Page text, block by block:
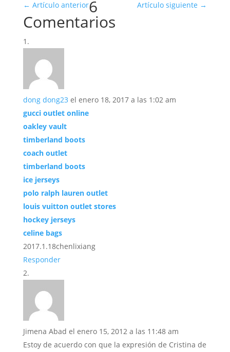
← Artículo anterior Artículo siguiente →
6
Comentarios
dong dong23 el enero 18, 2017 a las 1:02 am
gucci outlet online
oakley vault
timberland boots
coach outlet
timberland boots
ice jerseys
polo ralph lauren outlet
louis vuitton outlet stores
hockey jerseys
celine bags
2017.1.18chenlixiang
Responder
Jimena Abad el enero 15, 2012 a las 11:48 am
Estoy de acuerdo con que la expresión de Cristina de